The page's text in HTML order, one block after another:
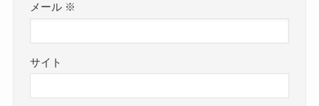
メール ※
サイト